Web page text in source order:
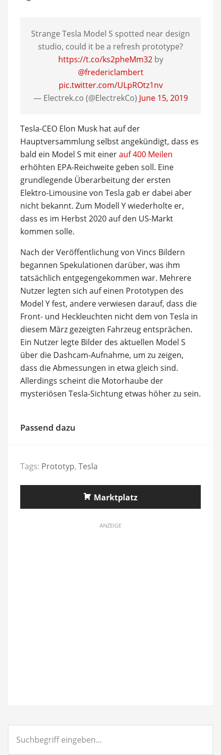
Strange Tesla Model S spotted near design
studio, could it be a refresh prototype?
https://t.co/ks2pheMm32by
@fredericlambert
pic.twitter.com/ULpROtz1nv
— Electrek.co (@ElectrekCo) June 15, 2019
Tesla-CEO Elon Musk hat auf der
Hauptversammlung selbst angekündigt, dass es
bald ein Model S mit einerauf 400 Meilen
erhöhten EPA-Reichweite geben soll. Eine
grundlegende Überarbeitung der ersten
Elektro-Limousine von Tesla gab er dabei aber
nicht bekannt. Zum Modell Y wiederholte er,
dass es im Herbst 2020 auf den US-Markt
kommen solle.
Nach der Veröffentlichung von Vincs Bildern
begannen Spekulationen darüber, was ihm
tatsächlich entgegengekommen war. Mehrere
Nutzer legten sich auf einen Prototypen des
Model Y fest, andere verwiesen darauf, dass die
Front- und Heckleuchten nicht dem von Tesla in
diesem März gezeigten Fahrzeug entsprächen.
Ein Nutzer legte Bilder des aktuellen Model S
über die Dashcam-Aufnahme, um zu zeigen,
dass die Abmessungen in etwa gleich sind.
Allerdings scheint die Motorhaube der
mysteriösen Tesla-Sichtung etwas höher zu sein.
Passend dazu
Tags: Prototyp, Tesla
Marktplatz
ANZEIGE
eingeben...